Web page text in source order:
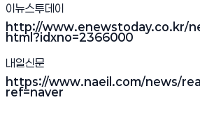
이뉴스투데이
http://www.enewstoday.co.kr/
html?idxno=2366000
(새 창 열림)
내일신문
https://www.naeil.com/news/
ref=naver
(새 창 열림)